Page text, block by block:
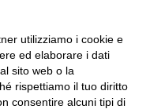
utilizziamo i cookie e
ed elaborare i dati
sito web o la
rispettiamo il tuo diritto
consentire alcuni tipi di